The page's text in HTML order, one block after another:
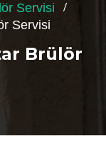
Servisi
Servisi
Brülör